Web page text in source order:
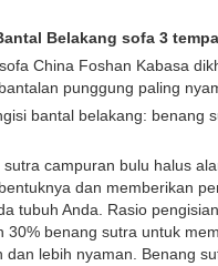
Belakang sofa 3
China Foshan Kabasa
punggung paling
bantal belakang: benang
sutra campuran bulu halus
dan memberikan
tubuh Anda. Rasio
30% benang sutra untuk
dan lebih nyaman. Benang